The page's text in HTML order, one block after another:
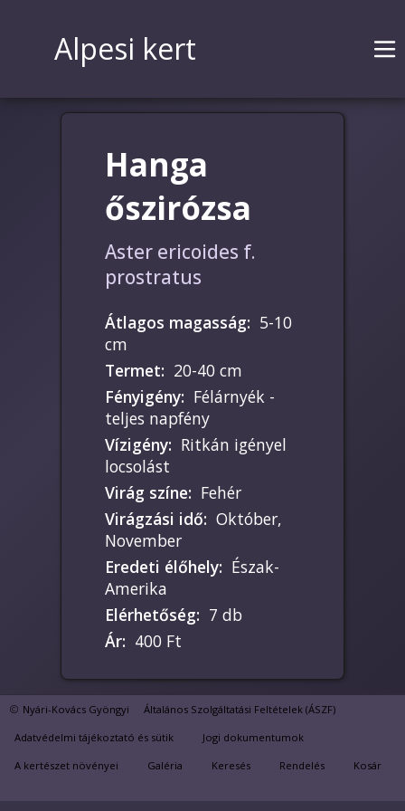
Alpesi kert
Hanga
őszirózsa
Aster ericoides f.
prostratus
Átlagos magasság: 5-10
cm
Termet: 20-40 cm
Fényigény: Félárnyék -
teljes napfény
Vízigény: Ritkán igényel
locsolást
Virág színe: Fehér
Virágzási idő: Október,
November
Eredeti élőhely: Észak-
Amerika
Elérhetőség: 7 db
Ár: 400 Ft
Kezdő hobbikertészeknek
tarackoló gyökerekkel
terjed. Télen teljesen
Nyári-Kovács Gyöngyi Általános Szolgáltatási Feltételek (ÁSZF)
Adatvédelmi tájékoztató és sütik Jogi dokumentumok
A kertészet növényei Galéria Keresés Rendelés Kosár